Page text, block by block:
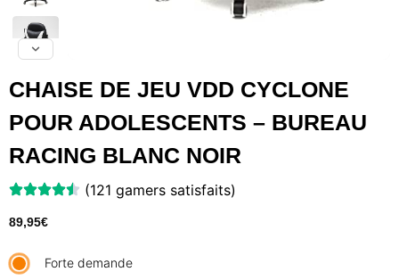
CHAISE DE JEU VDD CYCLONE
POUR ADOLESCENTS – BUREAU
RACING BLANC NOIR
(121 gamers satisfaits)
89,95€
Forte demande